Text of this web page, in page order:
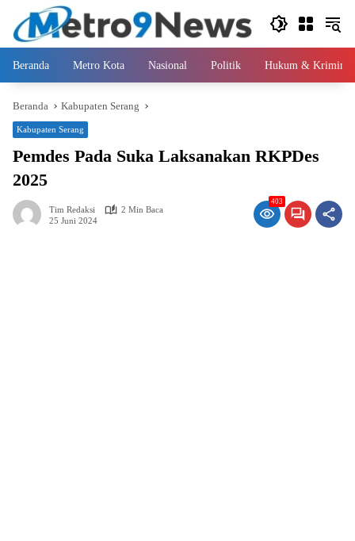
Langsung
konten
Beranda Metro Kota Nasional Politik Hukum & Kriminal
Beranda Kabupaten Serang
Kabupaten Serang
Pemdes Pada Suka Laksanakan RKPDes
2025
Tim Redaksi
2 Min Baca
25 Juni 2024
403